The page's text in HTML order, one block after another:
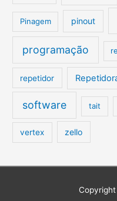
Pinagem pinout
programação
repetidor
software tait
vertex zello